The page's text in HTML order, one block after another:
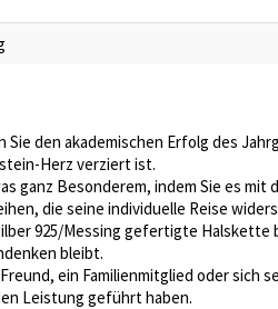
Sie den akademischen Erfolg des
Herz verziert ist.
ganz Besonderem, indem Sie es
die seine individuelle Reise
925/Messing gefertigte
bleibt.
ein Familienmitglied oder sich
Leistung geführt haben.